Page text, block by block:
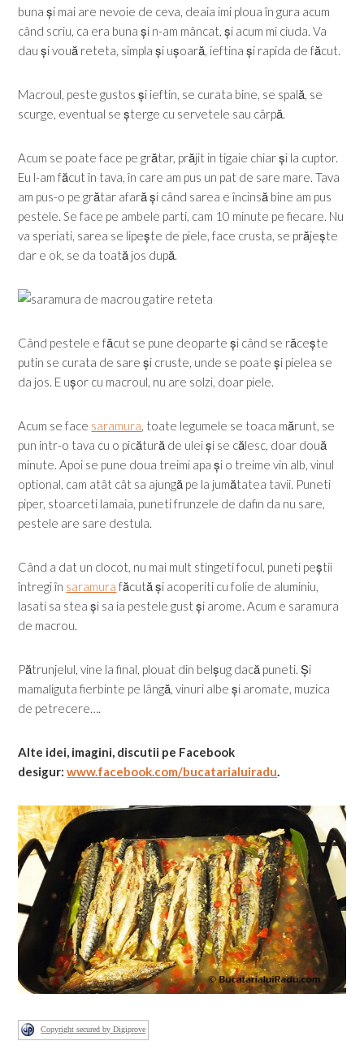
buna și mai are nevoie de ceva, deaia imi ploua în gura acum
când scriu, ca era buna și n-am mâncat, și acum mi ciuda. Va
dau și vouă reteta, simpla și ușoară, ieftina și rapida de făcut.
Macroul, peste gustos și ieftin, se curata bine, se spală, se
scurge, eventual se șterge cu servetele sau cârpă.
Acum se poate face pe grătar, prăjit in tigaie chiar și la cuptor.
Eu l-am făcut în tava, în care am pus un pat de sare mare. Tava
am pus-o pe grătar afară și când sarea e încinsă bine am pus
pestele. Se face pe ambele parti, cam 10 minute pe fiecare. Nu
va speriati, sarea se lipește de piele, face crusta, se prăjește
dar e ok, se da toată jos după.
Când pestele e făcut se pune deoparte și când se răcește
putin se curata de sare și cruste, unde se poate și pielea se
da jos. E ușor cu macroul, nu are solzi, doar piele.
Acum se face saramura, toate legumele se toaca mărunt, se
pun intr-o tava cu o picătură de ulei și se călesc, doar două
minute. Apoi se pune doua treimi apa și o treime vin alb, vinul
optional, cam atât cât sa ajungă pe la jumătatea tavii. Puneti
piper, stoarceti lamaia, puneti frunzele de dafin da nu sare,
pestele are sare destula.
Când a dat un clocot, nu mai mult stingeti focul, puneti peștii
întregi în saramura făcută și acoperiti cu folie de aluminiu,
lasati sa stea și sa ia pestele gust și arome. Acum e saramura
de macrou.
Pătrunjelul, vine la final, plouat din belșug dacă puneti. Și
mamaliguta fierbinte pe lângă, vinuri albe și aromate, muzica
de petrecere….
Alte idei, imagini, discutii pe Facebook
desigur:www.facebook.com/bucatarialuiradu.
Copyright secured by Digiprove